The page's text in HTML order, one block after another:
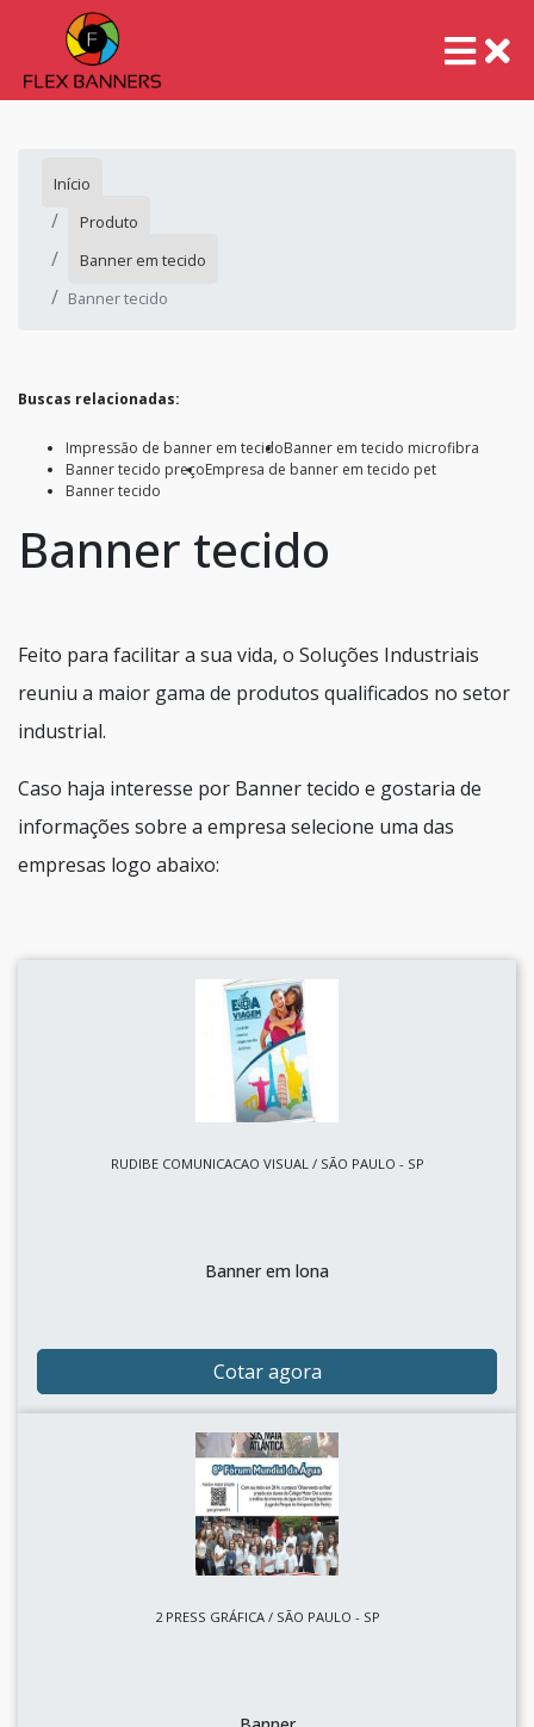
Início
Produto
Banner em tecido
Banner tecido
Buscas relacionadas:
Impressão de banner em tecidoBanner em tecido microfibra
Banner tecido preçoEmpresa de banner em tecido pet
Banner tecido
Banner tecido
Feito para facilitar a sua vida, o Soluções Industriais
reuniu a maior gama de produtos qualificados no setor
industrial.
Caso haja interesse por Banner tecido e gostaria de
informações sobre a empresa selecione uma das
empresas logo abaixo:
RUDIBE COMUNICACAO VISUAL / SÃO PAULO - SP
Banner em lona
Cotar agora
2 PRESS GRÁFICA / SÃO PAULO - SP